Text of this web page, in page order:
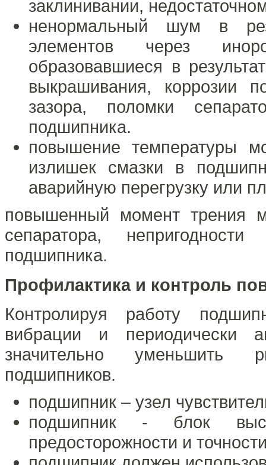
заклинивании,
ненормальный шум в
элементов через
образовавшиеся в
выкрашивания, коррозии
зазора, поломки
подшипника.
повышение температуры
излишек смазки в
аварийную перегрузку или
повышенный момент трения
сепаратора,
подшипника.
Профилактика и контроль
Контролируя работу
вибрации и периодически
значительно уменьшить
подшипников.
подшипник – узел
подшипник - блок
предосторожности и